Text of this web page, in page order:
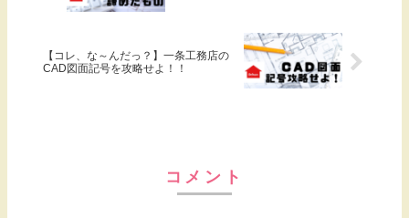
【コレ、な～んだっ？】一条工務店の
CAD図面記号を攻略せよ！！
コメント